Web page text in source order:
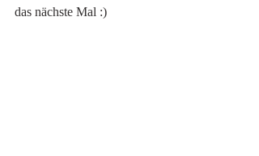
das nächste Mal :)